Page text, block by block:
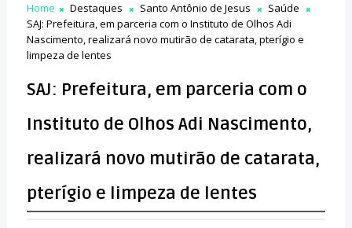
Home Destaques Santo Antônio de Jesus
Saúde
SAJ: Prefeitura, em parceria com o Instituto de Olhos Adi
Nascimento, realizará novo mutirão de catarata, pterígio e
limpeza de lentes
SAJ: Prefeitura, em parceria com o
Instituto de Olhos Adi Nascimento,
realizará novo mutirão de catarata,
pterígio e limpeza de lentes